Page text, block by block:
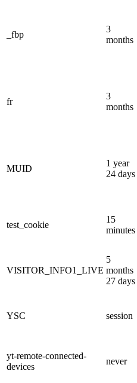
_fbp
3
months
fr
3
months
MUID
1 year
24 days
test_cookie
15
minutes
VISITOR_INFO1_LIVE
5
months
27 days
YSC session
yt-remote-connected-
devices
never